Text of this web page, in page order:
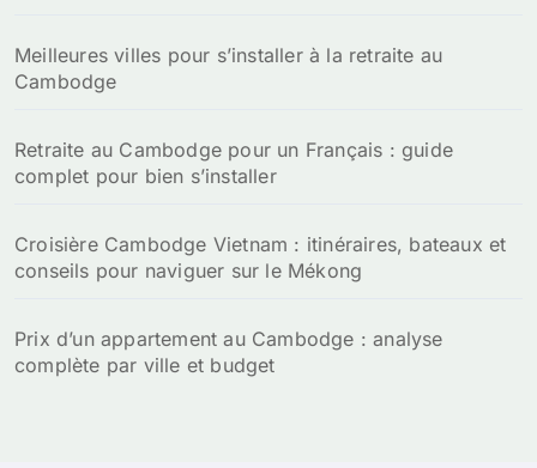
Meilleures villes pour s’installer à la retraite au
Cambodge
Retraite au Cambodge pour un Français : guide
complet pour bien s’installer
Croisière Cambodge Vietnam : itinéraires, bateaux et
conseils pour naviguer sur le Mékong
Prix d’un appartement au Cambodge : analyse
complète par ville et budget